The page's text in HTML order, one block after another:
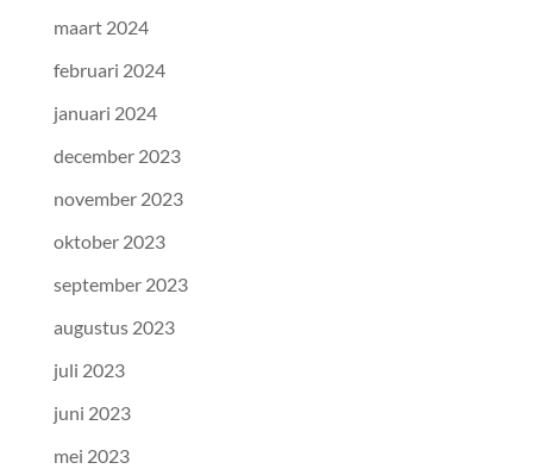
maart 2024
februari 2024
januari 2024
december 2023
november 2023
oktober 2023
september 2023
augustus 2023
juli 2023
juni 2023
mei 2023